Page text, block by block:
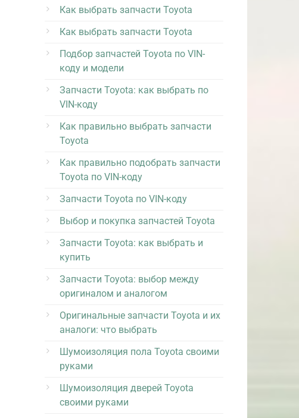
Как выбрать запчасти Toyota
Как выбрать запчасти Toyota
Подбор запчастей Toyota по VIN-
коду и модели
Запчасти Toyota: как выбрать по
VIN-коду
Как правильно выбрать запчасти
Toyota
Как правильно подобрать запчасти
Toyota по VIN-коду
Запчасти Toyota по VIN-коду
Выбор и покупка запчастей Toyota
Запчасти Toyota: как выбрать и
купить
Запчасти Toyota: выбор между
оригиналом и аналогом
Оригинальные запчасти Toyota и их
аналоги: что выбрать
Шумоизоляция пола Toyota своими
руками
Шумоизоляция дверей Toyota
своими руками